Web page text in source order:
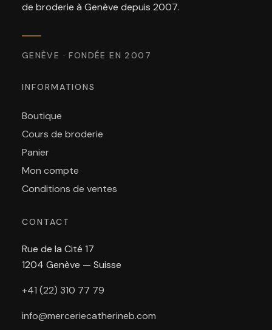
de broderie à Genève depuis 2007.
GENÈVE · FONDÉE EN 2007
INFORMATIONS
Boutique
Cours de broderie
Panier
Mon compte
Conditions de ventes
CONTACT
Rue de la Cité 17
1204 Genève — Suisse
+41 (22) 310 77 79
info@merceriecatherineb.com